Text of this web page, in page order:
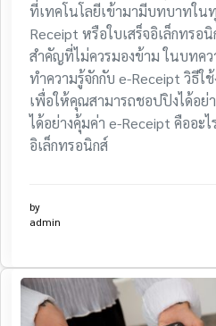
ที่เทคโนโลยีเข้ามามีบทบาทใน
Receipt หรือใบเสร็จอิเล็กทรอ
สำคัญที่ไม่ควรมองข้าม ในบทค
ทำความรู้จักกับ e-Receipt วิธีใ
เพื่อให้คุณสามารถชอปปิงได้อ
ได้อย่างคุ้มค่า e-Receipt คืออะ
อิเล็กทรอนิกส์
by
admin